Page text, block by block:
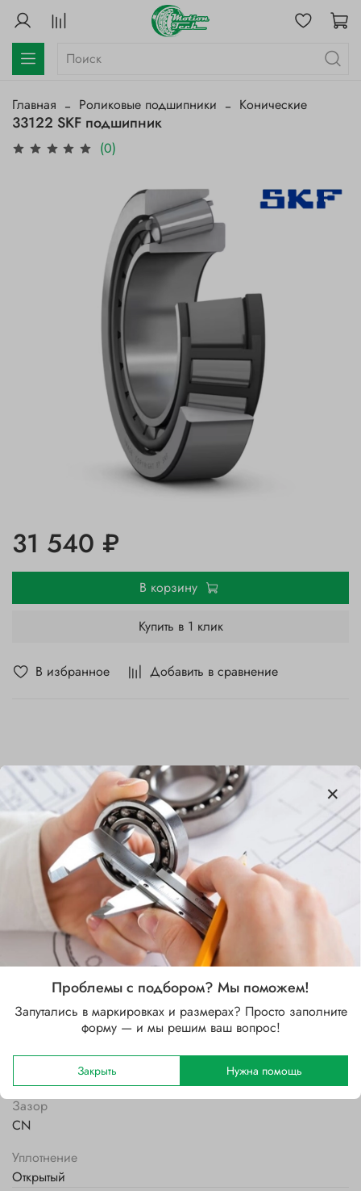
Главная Роликовые подшипники Конические
33122 SKF подшипник
(0)
В избранное Добавить в сравнение
31 540 ₽
В корзину
Купить в 1 клик
Характеристики
Бренд
Внутренний диаметр d, мм
Наружный диаметр D, мм
180
Ширина B, мм
56
Сепаратор
Зазор
CN
Уплотнение
Открытый
Проблемы с подбором? Мы поможем!
Запутались в маркировках и размерах? Просто заполните
форму — и мы решим ваш вопрос!
Закрыть Нужна помощь